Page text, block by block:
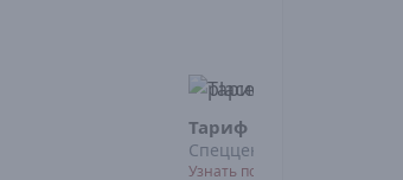
Тариф "Студенческий"
Спеццена для студентов
Узнать подробности